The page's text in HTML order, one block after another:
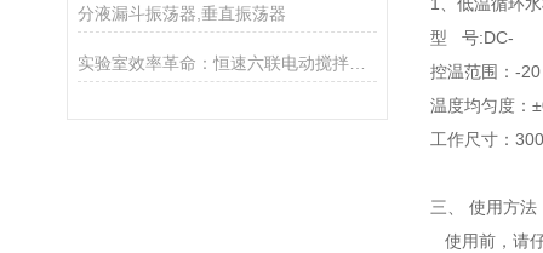
分液漏斗振荡器,垂直振荡器
实验室效率革命：恒速六联电动搅拌器开启科研新纪元
型 号:DC-
控温范围：
温度均匀度
工作尺寸：
三、 使用方法
使用前，请